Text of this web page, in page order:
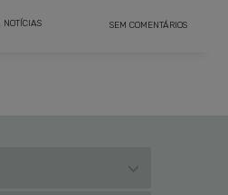
NOTÍCIAS SEM COMENTÁRIOS